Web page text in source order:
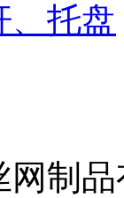
、托盘
制品